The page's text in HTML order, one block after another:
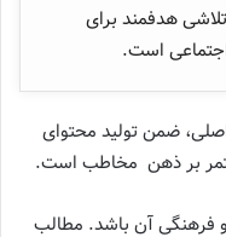
هدفمند برای
است.
ضمن تولید محتوای
بر ذهن مخاطب است.
فرهنگی آن باشد. مطالب